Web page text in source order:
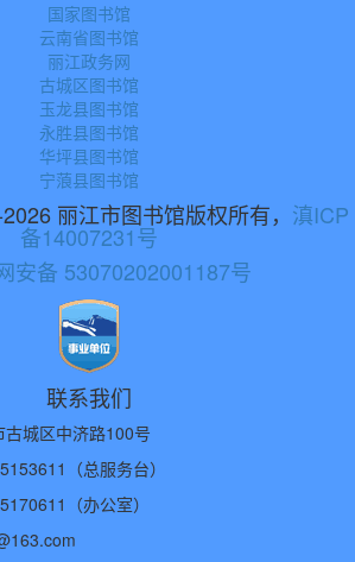
国家图书馆
云南省图书馆
丽江政务网
古城区图书馆
玉龙县图书馆
永胜县图书馆
华坪县图书馆
宁蒗县图书馆
丽江市图书馆版权所有， 滇ICP
备14007231号
安备 53070202001187号
联系我们
古城区中济路100号
（总服务台）
（办公室）